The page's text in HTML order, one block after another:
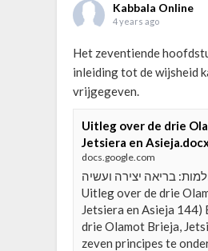
Kabbala Online
4 years ago
Het zeventiende
inleiding tot de wijsheid
vrijgegeven.
Uitleg over de drie
Jetsiera en
docs.google.com
בריאה יצירה ועשיה
Uitleg over de drie
Jetsiera en Asieja 144)
drie Olamot Brieja,
zeven principes te